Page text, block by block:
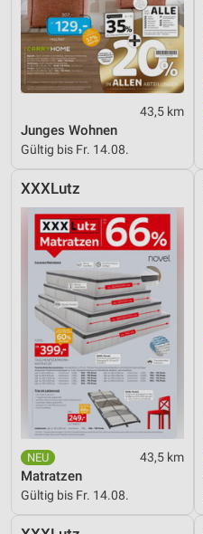
43,5 km
Junges Wohnen
Gültig bis Fr. 14.08.
XXXLutz
43,5 km
Matratzen
Gültig bis Fr. 14.08.